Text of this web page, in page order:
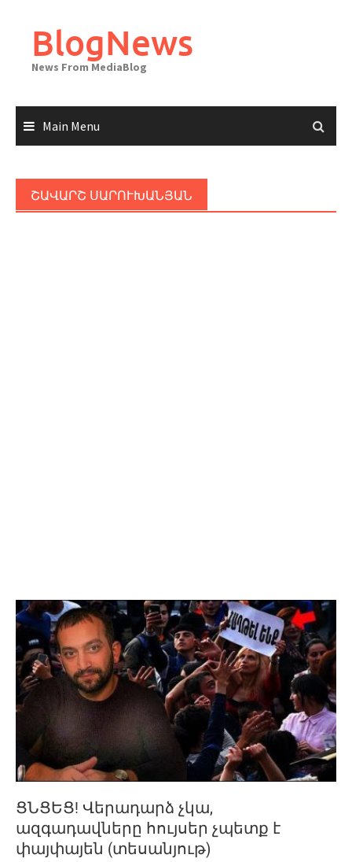
contentBlogNews
News From MediaBlog
Main Menu
ՇԱՎԱՐՇ ՍԱՐՈՒԽԱՆՅԱՆ
ՑՆՑԵՑ! Վերադարձ չկա,
ազգադավները հույսեր չպետք է
փայփայեն (տեսանյութ)